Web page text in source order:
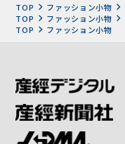
TOP ファッション小物
TOP
ファッション小物
TOP
ファッション小物